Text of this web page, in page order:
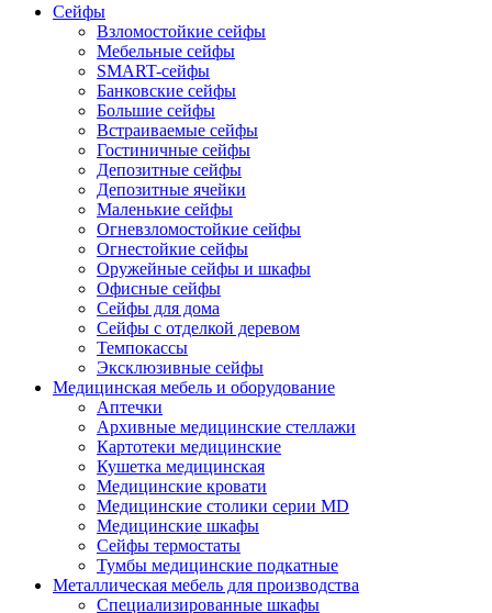
Сейфы
Взломостойкие сейфы
Мебельные сейфы
SMART-сейфы
Банковские сейфы
Большие сейфы
Встраиваемые сейфы
Гостиничные сейфы
Депозитные сейфы
Депозитные ячейки
Маленькие сейфы
Огневзломостойкие сейфы
Огнестойкие сейфы
Оружейные сейфы и шкафы
Офисные сейфы
Сейфы для дома
Сейфы с отделкой деревом
Темпокассы
Эксклюзивные сейфы
Медицинская мебель и оборудование
Аптечки
Архивные медицинские стеллажи
Картотеки медицинские
Кушетка медицинская
Медицинские кровати
Медицинские столики серии MD
Медицинские шкафы
Сейфы термостаты
Тумбы медицинские подкатные
Металлическая мебель для производства
Cпециализированные шкафы